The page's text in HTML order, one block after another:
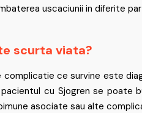
uscaciunii in diferite
scurta viata?
ce survine este
cu Sjogren se poate
asociate sau alte